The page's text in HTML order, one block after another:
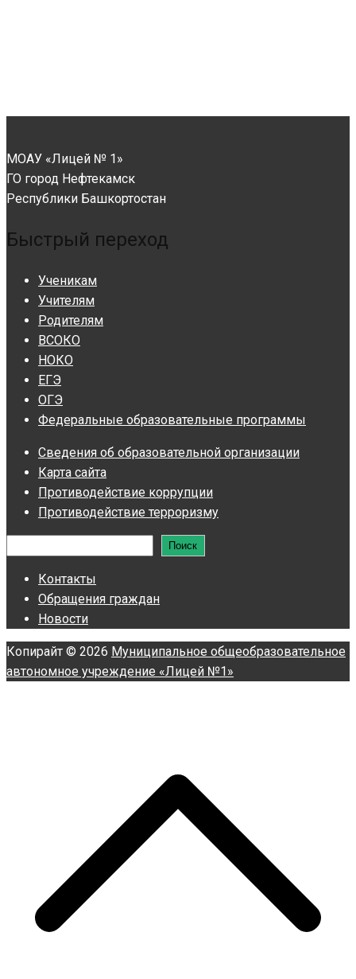
МОАУ «Лицей № 1»
ГО город Нефтекамск
Республики Башкортостан
Быстрый переход
Ученикам
Учителям
Родителям
ВСОКО
НОКО
ЕГЭ
ОГЭ
Федеральные образовательные программы
Сведения об образовательной организации
Карта сайта
Противодействие коррупции
Противодействие терроризму
Поиск
Контакты
Обращения граждан
Новости
Копирайт © 2026 Муниципальное общеобразовательное
автономное учреждение «Лицей №1»